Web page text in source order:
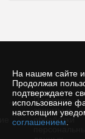
На нашем сайте
Продолжая
подтверждаете
использование
настоящим
соглашением
Политика
защиты и
обработки